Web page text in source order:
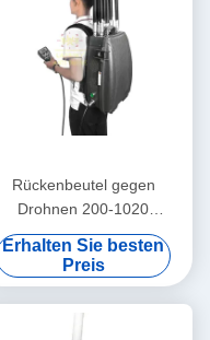
Rückenbeutel gegen
Drohnen 200-1020
bis 2.52 GHz.50,1-
GHz.5.72-5.88 GHz-Anti-
System, Anti-FPV-
Anti-Drohnen-Anti-UAV-
System
Erhalten Sie besten
Preis